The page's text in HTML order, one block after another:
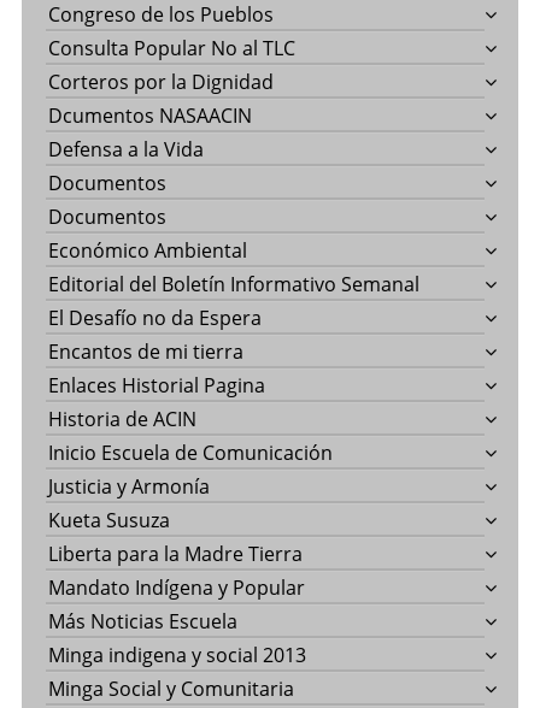
Congreso de los Pueblos
Consulta Popular No al TLC
Corteros por la Dignidad
Dcumentos NASAACIN
Defensa a la Vida
Documentos
Documentos
Económico Ambiental
Editorial del Boletín Informativo Semanal
El Desafío no da Espera
Encantos de mi tierra
Enlaces Historial Pagina
Historia de ACIN
Inicio Escuela de Comunicación
Justicia y Armonía
Kueta Susuza
Liberta para la Madre Tierra
Mandato Indígena y Popular
Más Noticias Escuela
Minga indigena y social 2013
Minga Social y Comunitaria